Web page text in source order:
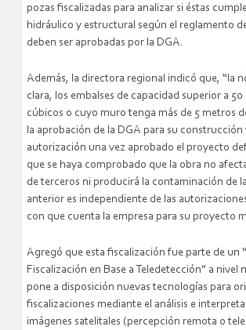
pozas fiscalizadas para analizar si éstas
hidráulico y estructural según el reglamento
deben ser aprobadas por la DGA.
Además, la directora regional indicó que, “la
clara, los embalses de capacidad superior a
cúbicos o cuyo muro tenga más de 5 metros
la aprobación de la DGA para su construcción
autorización una vez aprobado el proyecto
que se haya comprobado que la obra no
de terceros ni producirá la contaminación de
anterior es independiente de las
con que cuenta la empresa para su proyecto
Agregó que esta fiscalización fue parte de un
Fiscalización en Base a Teledetección” a nivel
pone a disposición nuevas tecnologías para
fiscalizaciones mediante el análisis e
imágenes satelitales (percepción remota o